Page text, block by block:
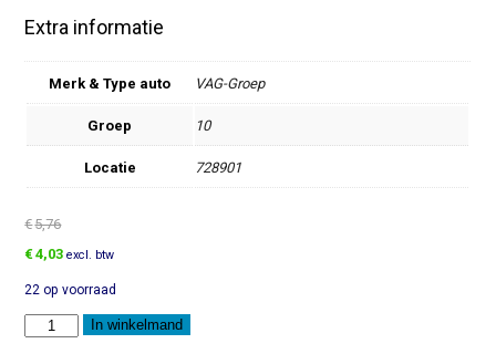
Extra informatie
Merk & Type auto VAG-Groep
Groep 10
Locatie 728901
€5,76
Oorspronkelijke
was:
€5,76.
€4,03Huidige
is:
€4,03.
excl. btw
22 op voorraad
Klem
aantal
In winkelmand